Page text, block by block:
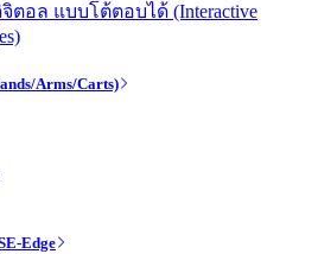
อล แบบโต้ตอบได้ (Interactive
Arms/Carts)
Edge